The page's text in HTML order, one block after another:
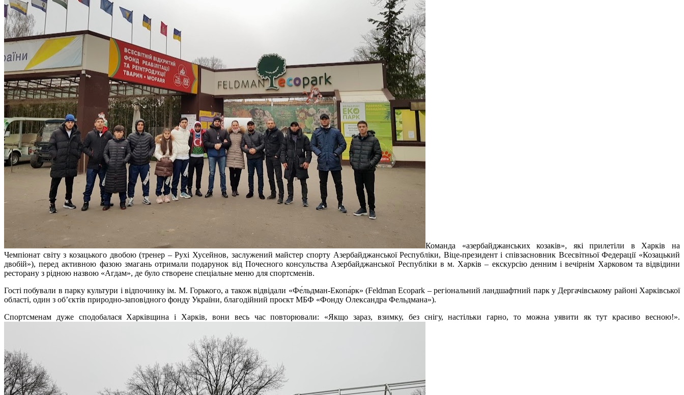
Команда «азербайджанських козаків», які прилетіли в Харків на
Чемпіонат світу з козацького двобою (тренер – Рухі Хусейнов, заслужений майстер спорту Азербайджанської Республіки, Віце-президент і співзасновник Всесвітньої Федерації «Козацький
двобій»), перед активною фазою змагань отримали подарунок від Почесного консульства Азербайджанської Республіки в м. Харків – екскурсію денним і вечірнім Харковом та відвідини
ресторану з рідною назвою «Агдам», де було створене спеціальне меню для спортсменів.
Гості побували в парку культури і відпочинку ім. М. Горького, а також відвідали «Фе́льдман-Екопа́рк» (Feldman Ecopark – регіональний ландшафтний парк у Дергачівському районі Харківської
області, один з об’єктів природно-заповідного фонду України, благодійний проєкт МБФ «Фонду Олександра Фельдмана»).
Спортсменам дуже сподобалася Харківщина і Харків, вони весь час повторювали: «Якщо зараз, взимку, без снігу, настільки гарно, то можна уявити як тут красиво весною!».